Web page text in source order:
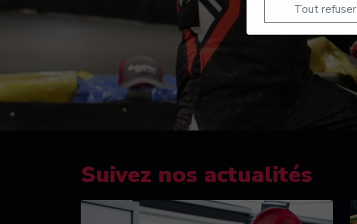
Tout refuser
Suivez nos actualités